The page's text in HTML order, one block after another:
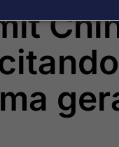
Broadcast
Político
Os bastidores da
política em